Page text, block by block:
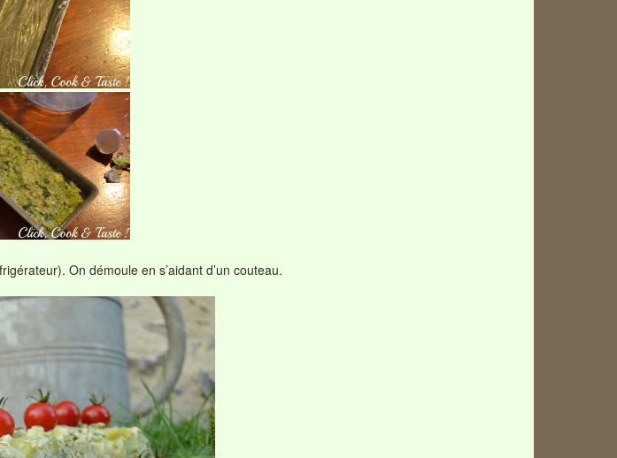
On démoule en s’aidant d’un couteau.